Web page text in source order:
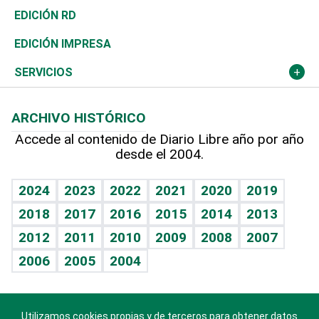
Ocenanía
Caribe
Resto del mundo
Telecom.
Global y variable
Economía personal
Sociales
Novedades
Podcast Arte Libre
Hablando con el pediatra
Vida y familia
Eñe
Celebrando la vida
Sin complejos
En pocas palabras
Tenis
Olimpismo
Más deportes
Línea de hit
TBT Deportivo
El Espía
Noticiero Poteleche
Columnistas
Historia
Martes de tecnología
Cambio climático
Revista
Deportes
Opinión
Hecho en casa
Guía del dinero
EDICIÓN RD
EDICIÓN IMPRESA
SERVICIOS
Cumpleaños
Horóscopos
Crucigramas
ARCHIVO HISTÓRICO
Accede al contenido de Diario Libre año por año
desde el 2004.
2024 2023 2022 2021 2020
2019
2018
2017 2016 2015 2014
2013
2012
2011 2010 2009 2008
2007
2006
2005 2004
Utilizamos cookies propias y de terceros para obtener datos